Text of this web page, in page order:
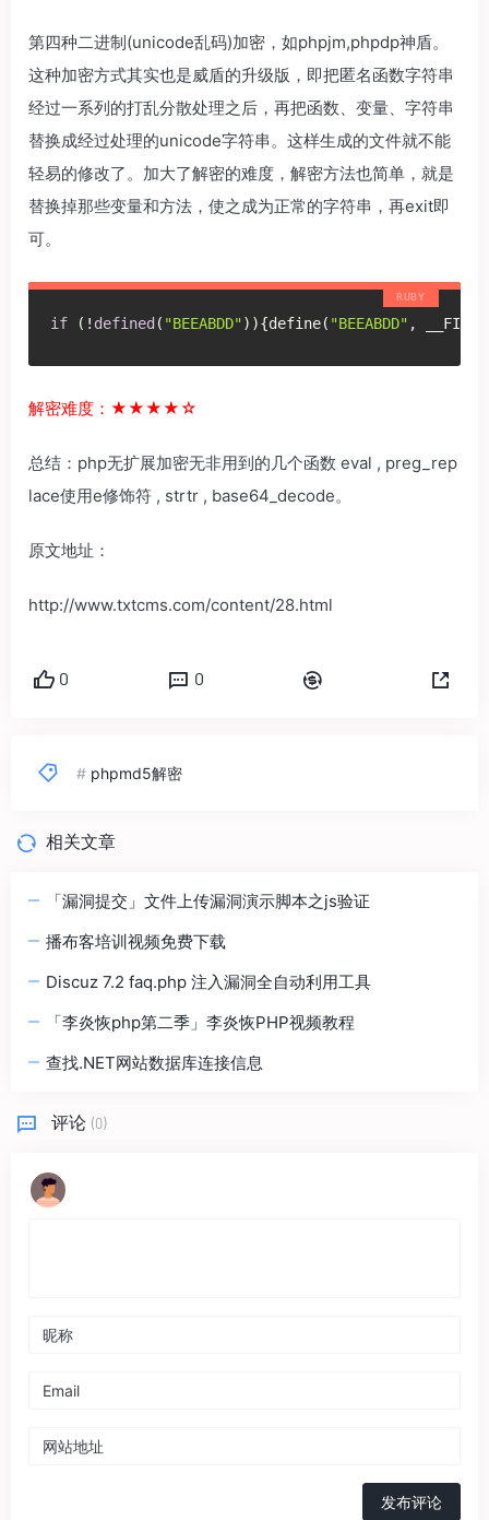
第四种二进制(unicode乱码)加密，如phpjm,phpdp神盾。
这种加密方式其实也是威盾的升级版，即把匿名函数字符串
经过一系列的打乱分散处理之后，再把函数、变量、字符串
替换成经过处理的unicode字符串。这样生成的文件就不能
轻易的修改了。加大了解密的难度，解密方法也简单，就是
替换掉那些变量和方法，使之成为正常的字符串，再exit即
可。
if (! defined ( "BEEABDD" )){define( "BEEABDD" , __FILE_
解密难度：★★★★☆
总结：php无扩展加密无非用到的几个函数 eval , preg_rep
lace使用e修饰符 , strtr , base64_decode。
原文地址：
http://www.txtcms.com/content/28.html
0 0
# phpmd5解密
相关文章
「漏洞提交」文件上传漏洞演示脚本之js验证
播布客培训视频免费下载
Discuz 7.2 faq.php 注入漏洞全自动利用工具
「李炎恢php第二季」李炎恢PHP视频教程
查找.NET网站数据库连接信息
评论 (0)
发布评论